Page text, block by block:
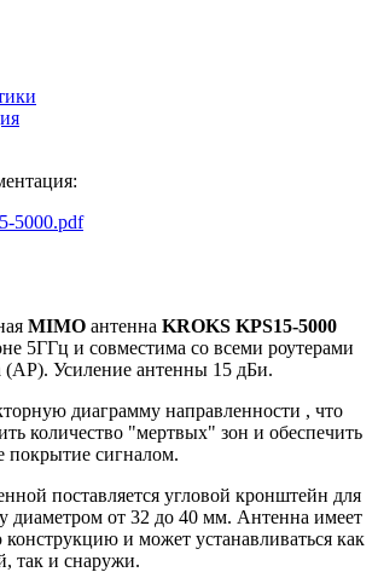
5000.pdf
MIMO антенна KROKS KPS15-5000
5ГГц и совместима со всеми роутерами
(AP). Усиление антенны 15 дБи.
диаграмму направленности , что
количество "мертвых" зон и обеспечить
покрытие сигналом.
поставляется угловой кронштейн для
диаметром от 32 до 40 мм. Антенна имеет
и может устанавливаться как
так и снаружи.